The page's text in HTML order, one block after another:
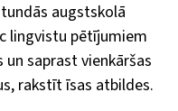
augstskolā
lingvistu pētījumiem
saprast vienkāršas
rakstīt īsas atbildes.